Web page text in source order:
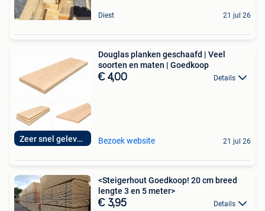
Diest 21 jul 26
Zeer snel geleverd
Douglas planken geschaafd | Veel
soorten en maten | Goedkoop
€ 4,00 Details
Bezoek website 21 jul 26
<Steigerhout Goedkoop! 20 cm breed
lengte 3 en 5 meter>
€ 3,95 Details